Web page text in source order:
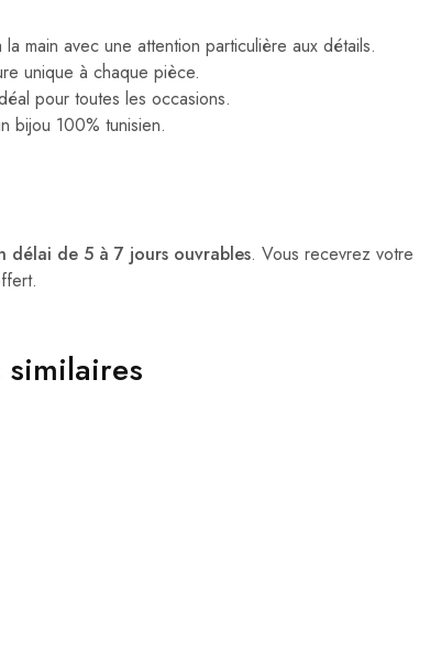
main avec une attention particulière aux détails.
unique à chaque pièce.
pour toutes les occasions.
bijou 100% tunisien.
délai de 5 à 7 jours ouvrables. Vous recevrez votre
similaires